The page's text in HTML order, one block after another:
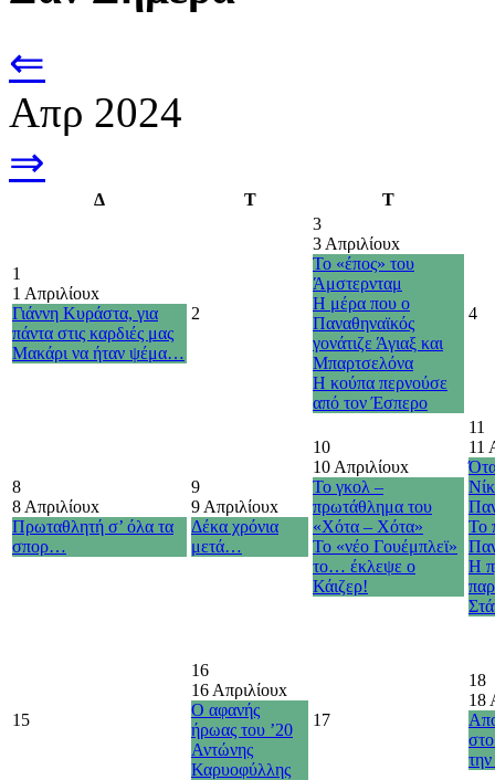
⇐
Απρ 2024
⇒
Δ Τ Τ
1
1 Απριλίουx
Γιάννη Κυράστα, για
πάντα στις καρδιές μας
Μακάρι να ήταν ψέμα…
2
3
3 Απριλίουx
Το «έπος» του
Άμστερνταμ
Η μέρα που ο
Παναθηναϊκός
γονάτιζε Άγιαξ και
Μπαρτσελόνα
Η κούπα περνούσε
από τον Έσπερο
4
8
8 Απριλίουx
Πρωταθλητή σ’ όλα τα
σπορ…
9
9 Απριλίουx
Δέκα χρόνια
μετά…
10
10 Απριλίουx
Το γκολ –
πρωτάθλημα του
«Χότα – Χότα»
Το «νέο Γουέμπλεϊ»
το… έκλεψε ο
Κάιζερ!
11
11
Το
Η
15
16
16 Απριλίουx
Ο αφανής
ήρωας του ’20
Αντώνης
Καρυοφύλλης
17
18
18